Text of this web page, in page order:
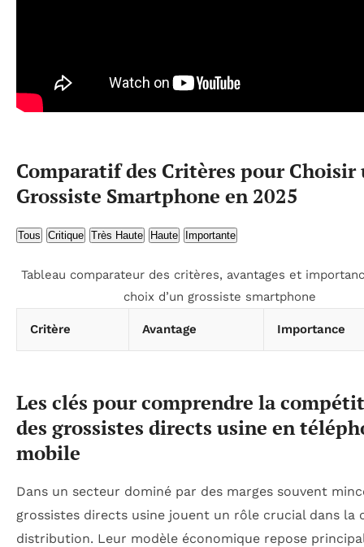
Comparatif des Critères pour Choisir
Grossiste Smartphone en 2025
Tous Critique Très Haute Haute Importante
Tableau comparateur des critères, avantages et
choix d’un grossiste smartphone
Critère Avantage Importance
Les clés pour comprendre la
des grossistes directs usine en
mobile
Dans un secteur dominé par des marges souvent
grossistes directs usine jouent un rôle crucial dans la
distribution. Leur modèle économique repose